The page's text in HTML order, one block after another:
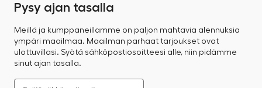
Pysy ajan tasalla
Meillä ja kumppaneillamme on paljon mahtavia alennuksia
ympäri maailmaa. Maailman parhaat tarjoukset ovat
ulottuvillasi. Syötä sähköpostiosoitteesi alle, niin pidämme
sinut ajan tasalla.